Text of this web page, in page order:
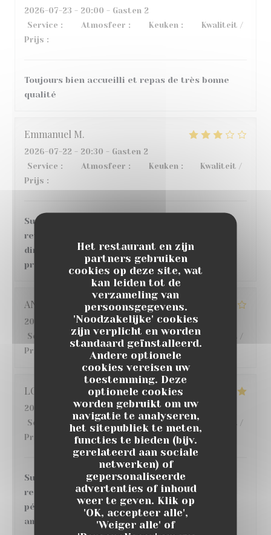
Het restaurant en zijn
partners gebruiken
cookies op deze site, wat
kan leiden tot de
verzameling van
persoonsgegevens.
'Noodzakelijke' cookies
zijn verplicht en worden
standaard geïnstalleerd.
Andere optionele
cookies vereisen uw
toestemming. Deze
optionele cookies
worden gebruikt om uw
navigatie te analyseren,
het sitepubliek te meten,
functies te bieden (bijv.
gerelateerd aan sociale
netwerken) of
gepersonaliseerde
advertenties of inhoud
weer te geven. Klik op
'OK, accepteer alle',
'Weiger alle' of
2026-07-23 - 20:00 - Gasten 2
Service : Atmosfeer : Keuken :
Kwaliteit /
Prijs :
Toujours bien accueilli et repas de très bonne
qualité
Emmanuel M
2026-07-22 - 20:30 - Gasten 2
Service : Atmosfeer : Keuken :
Kwaliteit /
Prijs :
Super accueil et service, bonne ambiance, en
revanche, concernant le repas et les plats
directement, grosse déception au vu des tarifs
pratiqués.
ANGELIQUE G
2026-07-22
- 12:30 - Gasten 6
Service
/5 Atmosfeer: 4/5 Keuken: 3/5
Kwaliteit /
Prijs
LO
2026-07-18
- 20:00 - Gasten 6
Service
5/5 Atmosfeer : 5 /5 Keuken : /5
Kwaliteit /
Prijs
Super moment ! nous avons très bien mangé au
restaurant , de bons vins et cocktails au bar,
pétanque, match de foot sur écran géant, belle
ambiance, je recommande 👌